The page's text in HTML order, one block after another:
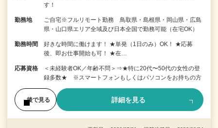
す！
勤務地
ご自宅※フルリモート勤務 鳥取県・島根県・岡山県・広島
県・山口県エリア全域及び日本全国で勤務可能（在宅OK）
勤務時間
好きな時間に働けます！ ★単発（1日のみ）OK！ ★応募
後、即お仕事開始も可！ ★在…
応募資格
＜未経験者OK／年齢不問＞⇒★特に20代〜50代の女性の登
録多数★ ※スマートフォンもしくはパソコンをお持ちの方
後で見る 詳細を見る